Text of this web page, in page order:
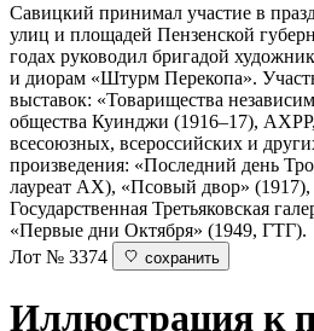
Савицкий принимал участие в
улиц и площадей Пензенской
годах руководил бригадой
и диорам «Штурм Перекопа».
выставок: «Товарищества
общества Куинджи (1916–17),
всесоюзных, всероссийских и
произведения: «Последний день
лауреат АХ), «Псовый двор» (1917),
Государственная Третьяковская
«Первые дни Октября» (1949, ГТГ).
Лот № 3374
сохранить
Иллюстрация к